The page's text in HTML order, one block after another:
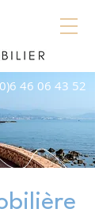
46 06 43 52